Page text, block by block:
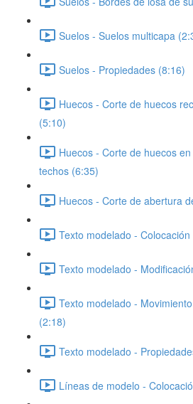
Suelos - Suelos multicapa
Suelos - Propiedades (8:16)
Huecos - Corte de huecos
(5:10)
Huecos - Corte de huecos
techos (6:35)
Huecos - Corte de abertura
Texto modelado - Colocación
Texto modelado -
Texto modelado -
(2:18)
Texto modelado -
Líneas de modelo -